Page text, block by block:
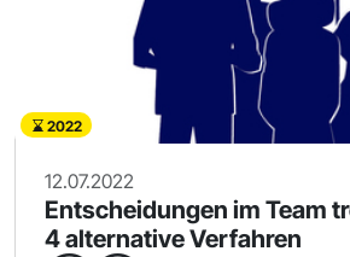
2022
12.07.2022
Entscheidungen im Team
4 alternative Verfahren